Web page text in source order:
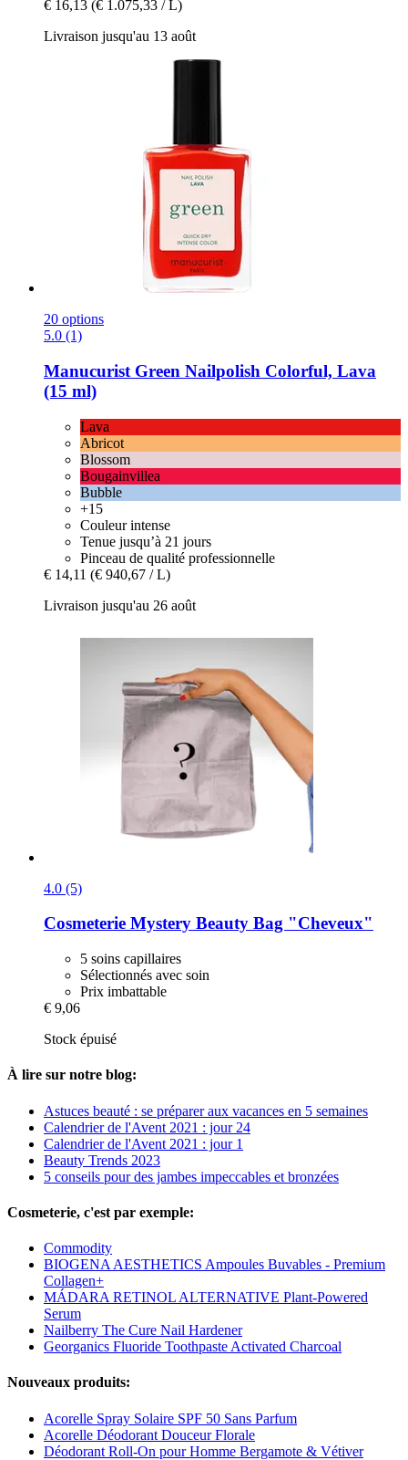
€ 16,13 (€ 1.075,33 / L)
Livraison jusqu'au 13 août
20 options
5.0 (1)
Manucurist Green Nailpolish Colorful, Lava
(15 ml)
Lava
Abricot
Blossom
Bougainvillea
Bubble
+15
Couleur intense
Tenue jusqu’à 21 jours
Pinceau de qualité professionnelle
€ 14,11 (€ 940,67 / L)
Livraison jusqu'au 26 août
4.0 (5)
Cosmeterie Mystery Beauty Bag "Cheveux"
5 soins capillaires
Sélectionnés avec soin
Prix imbattable
€ 9,06
Stock épuisé
À lire sur notre blog:
Astuces beauté : se préparer aux vacances en 5 semaines
Calendrier de l'Avent 2021 : jour 24
Calendrier de l'Avent 2021 : jour 1
Beauty Trends 2023
5 conseils pour des jambes impeccables et bronzées
Cosmeterie, c'est par exemple:
Commodity
BIOGENA AESTHETICS Ampoules Buvables - Premium
Collagen+
MÁDARA RETINOL ALTERNATIVE Plant-Powered
Serum
Nailberry The Cure Nail Hardener
Georganics Fluoride Toothpaste Activated Charcoal
Nouveaux produits:
Acorelle Spray Solaire SPF 50 Sans Parfum
Acorelle Déodorant Douceur Florale
Déodorant Roll-On pour Homme Bergamote & Vétiver